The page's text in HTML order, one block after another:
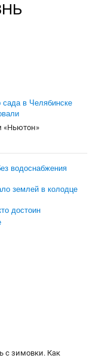
сада в Челябинске
«Ньютон»
водоснабжения
землей в колодце
достоин
с зимовки. Как